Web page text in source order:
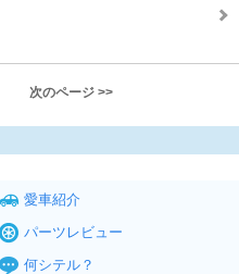
次のページ >>
愛車紹介
パーツレビュー
何シテル？